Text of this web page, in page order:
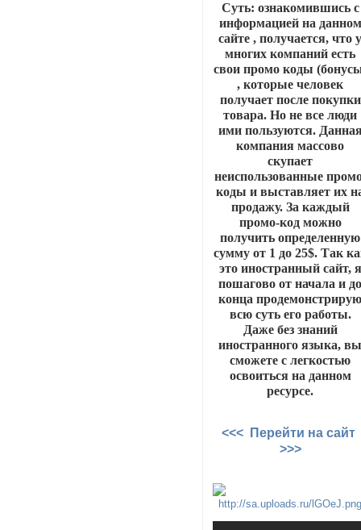
Суть: ознакомившись с
информацией на данном
сайте , получается, что
многих компаний есть
свои промо коды
, которые человек
получает после покупки
товара. Но не все люди
ими пользуются.
компания массово
скупает
неиспользованные
коды и выставляет их
продажу. За каждый
промо-код можно
получить определенную
сумму от 1 до 25$. Так
это иностранный сайт, я
пошагово от начала и
конца
всю суть его работы.
Даже без знаний
иностранного языка,
сможете с легкостью
освоиться на данном
ресурсе.
<<< Перейти на сайт
>>>